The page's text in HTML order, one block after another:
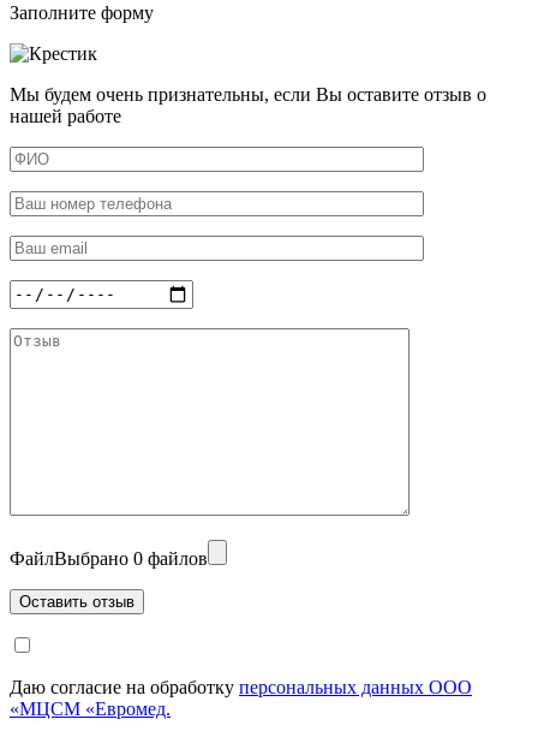
Заполните форму
Мы будем очень признательны, если Вы оставите отзыв о
нашей работе
ФайлВыбрано 0 файлов
Даю согласие на обработку персональных данных ООО
«МЦСМ «Евромед.